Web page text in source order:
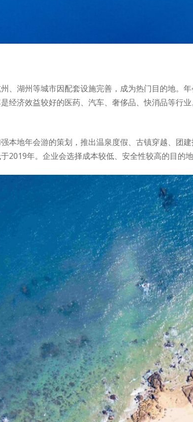
、湖州等城市因配套设施完善，成为热门目的地。
经济效益较好的医药、汽车、奢侈品、快消品等行
本地年会游的策划，推出温泉度假、古镇穿越、团
2019年。企业会选择成本较低、安全性较高的目的